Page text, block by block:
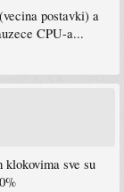
postavki) a
CPU-a...
sve su